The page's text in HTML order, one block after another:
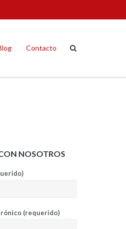
Contacto
NOSOTROS
(requerido)